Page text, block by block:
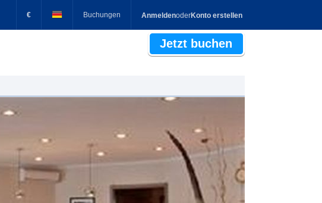
€ Buchungen AnmeldenoderKonto erstellen
Jetzt buchen